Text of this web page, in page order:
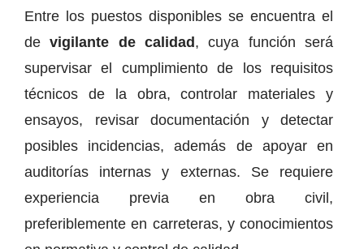
Entre los puestos disponibles se encuentra el
devigilante de calidad, cuya función será
supervisar el cumplimiento de los requisitos
técnicos de la obra, controlar materiales y
ensayos, revisar documentación y detectar
posibles incidencias, además de apoyar en
auditorías internas y externas. Se requiere
experiencia previa en obra civil,
preferiblemente en carreteras, y conocimientos